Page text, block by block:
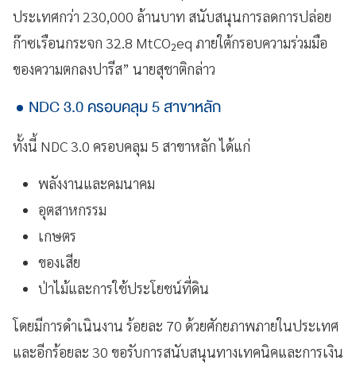
ประเทศกว่า 230,000 ล้านบาท สนับสนุนการลดการปล่อย
ก๊าซเรือนกระจก 32.8 MtCO₂eq ภายใต้กรอบความร่วมมือ
ของความตกลงปารีส” นายสุชาติกล่าว
NDC 3.0 ครอบคลุม 5 สาขาหลัก
ทั้งนี้ NDC 3.0 ครอบคลุม 5 สาขาหลัก ได้แก่
พลังงานและคมนาคม
อุตสาหกรรม
เกษตร
ของเสีย
ป่าไม้และการใช้ประโยชน์ที่ดิน
โดยมีการดำเนินงาน ร้อยละ 70 ด้วยศักยภาพภายในประเทศ
และอีกร้อยละ 30 ขอรับการสนับสนุนทางเทคนิคและการเงิน